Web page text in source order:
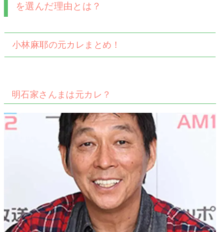
を選んだ理由とは？
小林麻耶の元カレまとめ！
明石家さんまは元カレ？